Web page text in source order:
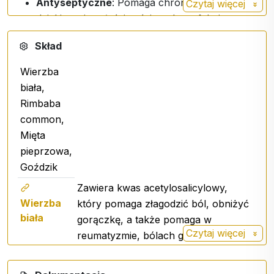
Antyseptyczne: Pomaga chronić organizm
dzięki swoim właściwościom dezynfekującym.
Składniki i składniki aktywne
Produkt opiera się na mocy sprawdzonych
ekstraktów roślinnych:
Ekstrakt z kory wierzby białej
Ekstrakt z wrotyczu pospolitego
partenium
Hydrolat goździkowy
Olejek eteryczny z mięty pieprzowej(Mentha
piperita
Inne składniki:sterylna woda, sorbinian
Czytaj więcej
Skład
Wierzba
biała,
Rimbaba
common,
Mięta
pieprzowa,
Goździk
Wierzba
biała
Zawiera kwas acetylosalicylowy,
który pomaga złagodzić ból, obniżyć
gorączkę, a także pomaga w
reumatyzmie, bólach głowy, bólach
Czytaj więcej